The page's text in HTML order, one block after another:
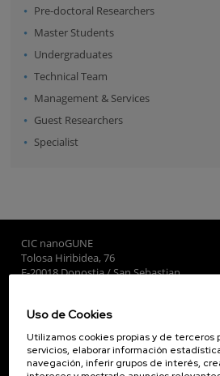
Pre-doctoral Researchers
Master Students
Undergraduates
Technical Team
Management & Services
Guest Researchers
Specialist
CIC nanoGUNE
Tolosa Hiribidea, 76
E-20018 Donostia / San Sebastian
Subscribe to our Newsletter
nanoGUNE
Uso de Cookies
Utilizamos cookies propias y de terceros
servicios, elaborar información
navegación, inferir grupos de interés,